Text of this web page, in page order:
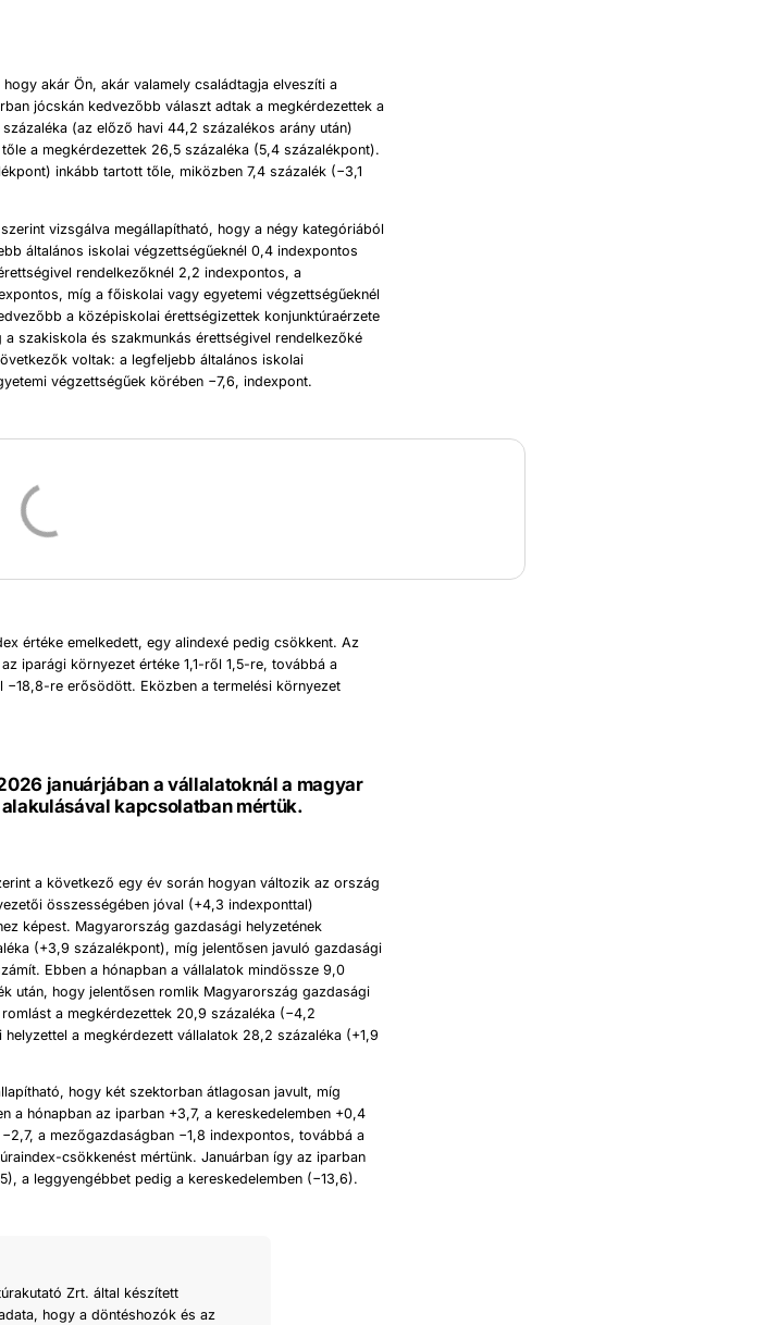
akár Ön, akár valamely családtagja elveszíti a
jócskán kedvezőbb választ adtak a megkérdezettek a
(az előző havi 44,2 százalékos arány után)
a megkérdezettek 26,5 százaléka (5,4 százalékpont).
inkább tartott tőle, miközben 7,4 százalék (−3,1
vizsgálva megállapítható, hogy a négy kategóriából
általános iskolai végzettségűeknél 0,4 indexpontos
rendelkezőknél 2,2 indexpontos, a
míg a főiskolai vagy egyetemi végzettségűeknél
a középiskolai érettségizettek konjunktúraérzete
szakiskola és szakmunkás érettségivel rendelkezőké
voltak: a legfeljebb általános iskolai
végzettségűek körében −7,6, indexpont.
értéke emelkedett, egy alindexé pedig csökkent. Az
iparági környezet értéke 1,1-ről 1,5-re, továbbá a
re erősödött. Eközben a termelési környezet
januárjában a vállalatoknál a magyar
kapcsolatban mértük.
a következő egy év során hogyan változik az ország
összességében jóval (+4,3 indexponttal)
képest. Magyarország gazdasági helyzetének
(+3,9 százalékpont), míg jelentősen javuló gazdasági
Ebben a hónapban a vállalatok mindössze 9,0
után, hogy jelentősen romlik Magyarország gazdasági
a megkérdezettek 20,9 százaléka (−4,2
a megkérdezett vállalatok 28,2 százaléka (+1,9
hogy két szektorban átlagosan javult, míg
a hónapban az iparban +3,7, a kereskedelemben +0,4
a mezőgazdaságban −1,8 indexpontos, továbbá a
csökkenést mértünk. Januárban így az iparban
a leggyengébbet pedig a kereskedelemben (−13,6).
Zrt. által készített
hogy a döntéshozók és az